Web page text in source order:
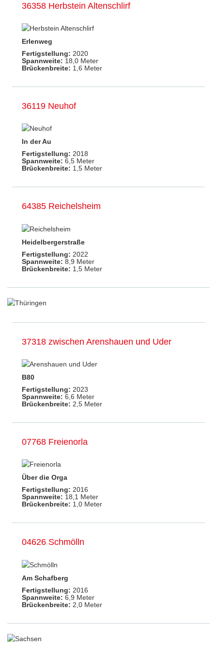
36358 Herbstein Altenschlirf
Erlenweg
Fertigstellung: 2020
Spannweite: 18,0 Meter
Brückenbreite: 1,6 Meter
36119 Neuhof
In der Au
Fertigstellung: 2018
Spannweite: 6,5 Meter
Brückenbreite: 1,5 Meter
64385 Reichelsheim
Heidelbergerstraße
Fertigstellung: 2022
Spannweite: 8,9 Meter
Brückenbreite: 1,5 Meter
37318 zwischen Arenshauen und Uder
B80
Fertigstellung: 2023
Spannweite: 6,6 Meter
Brückenbreite: 2,5 Meter
07768 Freienorla
Über die Orga
Fertigstellung: 2016
Spannweite: 18,1 Meter
Brückenbreite: 1,0 Meter
04626 Schmölln
Am Schafberg
Fertigstellung: 2016
Spannweite: 6,9 Meter
Brückenbreite: 2,0 Meter